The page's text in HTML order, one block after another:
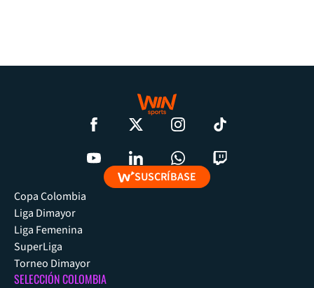
SUSCRÍBASE
Copa Colombia
Liga Dimayor
Liga Femenina
SuperLiga
Torneo Dimayor
SELECCIÓN COLOMBIA